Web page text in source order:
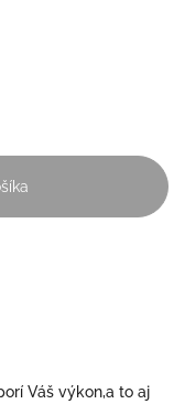
Váš výkon,a to aj